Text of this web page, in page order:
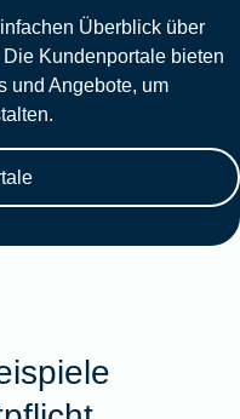
Überblick über
Kundenportale bieten
und Angebote, um